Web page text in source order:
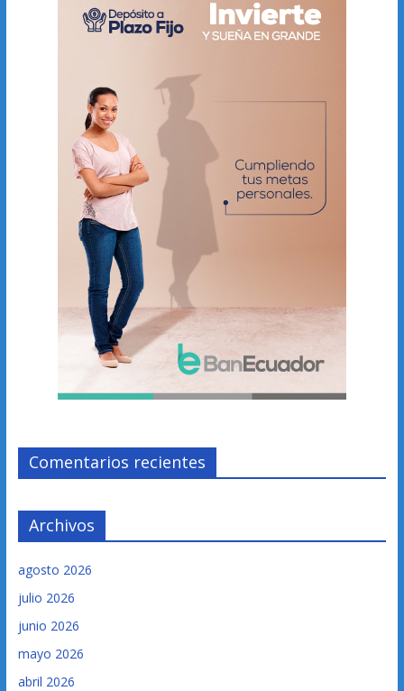
Comentarios recientes
Archivos
agosto 2026
julio 2026
junio 2026
mayo 2026
abril 2026